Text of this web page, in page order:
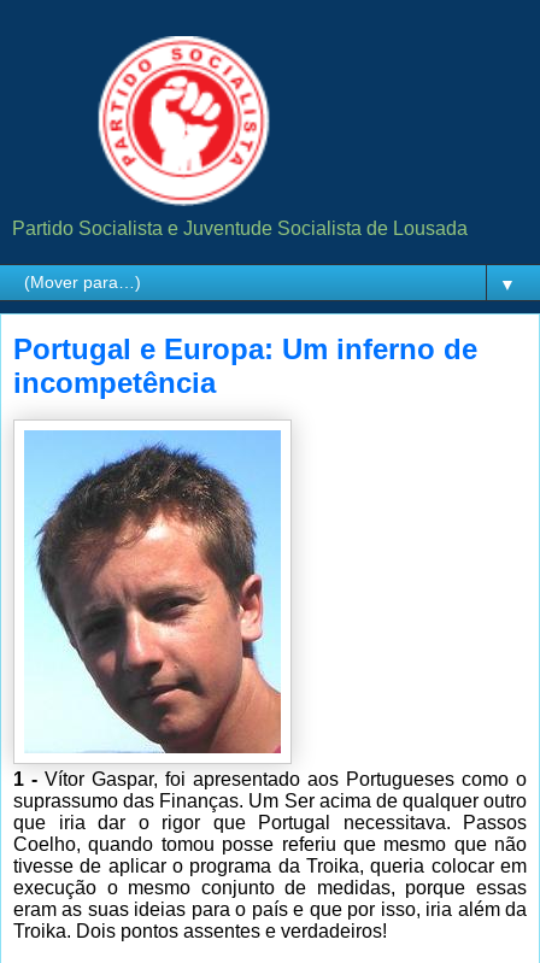
Partido Socialista e Juventude Socialista de Lousada
▼
Portugal e Europa: Um inferno de
incompetência
1 - Vítor Gaspar, foi apresentado aos Portugueses como o
suprassumo das Finanças. Um Ser acima de qualquer outro
que iria dar o rigor que Portugal necessitava. Passos
Coelho, quando tomou posse referiu que mesmo que não
tivesse de aplicar o programa da Troika, queria colocar em
execução o mesmo conjunto de medidas, porque essas
eram as suas ideias para o país e que por isso, iria além da
Troika. Dois pontos assentes e verdadeiros!